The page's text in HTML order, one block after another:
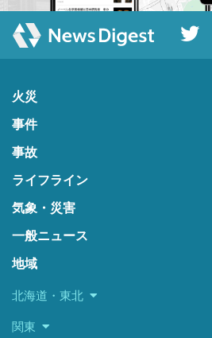
火災
事件
事故
ライフライン
気象・災害
一般ニュース
地域
北海道・東北
関東